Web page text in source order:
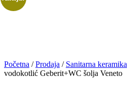
Početna /Prodaja / Sanitarna keramika
vodokotlić Geberit+WC šolja Veneto